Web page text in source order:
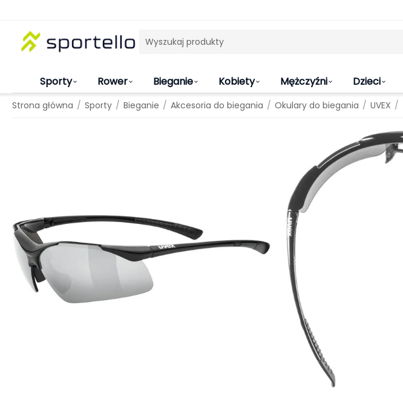
Sporty Rower Bieganie Kobiety Mężczyźni Dzieci
Strona główna / Sporty / Bieganie / Akcesoria do biegania / Okulary do biegania / UVEX /